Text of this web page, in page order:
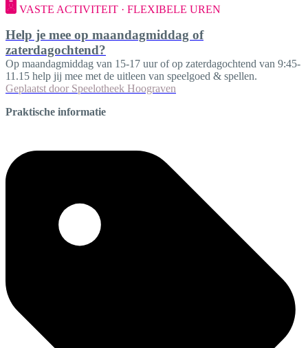
VASTE ACTIVITEIT · FLEXIBELE UREN
Help je mee op maandagmiddag of
zaterdagochtend?
Op maandagmiddag van 15-17 uur of op zaterdagochtend van 9:45-
11.15 help jij mee met de uitleen van speelgoed & spellen.
Geplaatst door Speelotheek Hoograven
Praktische informatie